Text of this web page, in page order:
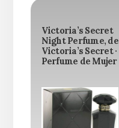
Victoria’s Secret
Night Perfume, de
Victoria’s Secret ·
Perfume de Mujer